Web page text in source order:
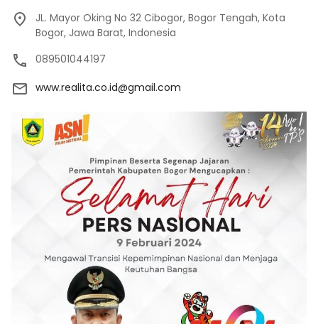
JL. Mayor Oking No 32 Cibogor, Bogor Tengah, Kota
Bogor, Jawa Barat, Indonesia
089501044197
www.realita.co.id@gmail.com